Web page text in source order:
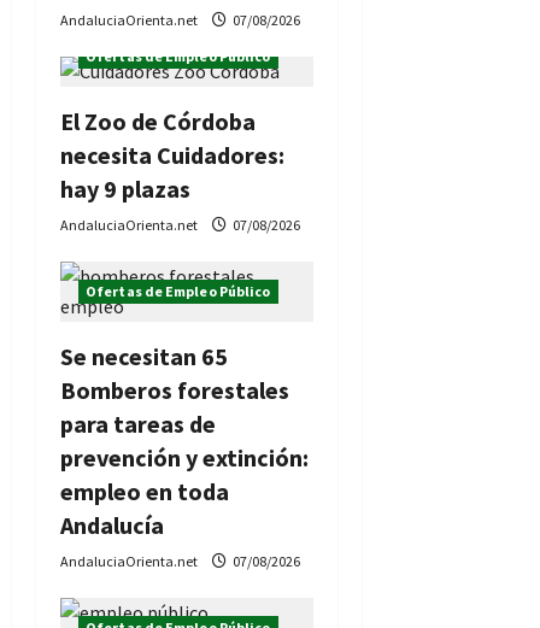
AndaluciaOrienta.net
07/08/2026
Ofertas de Empleo Público
El Zoo de Córdoba
necesita Cuidadores:
hay 9 plazas
AndaluciaOrienta.net 07/08/2026
Ofertas de Empleo Público
Se necesitan 65
Bomberos forestales
para tareas de
prevención y extinción:
empleo en toda
Andalucía
AndaluciaOrienta.net 07/08/2026